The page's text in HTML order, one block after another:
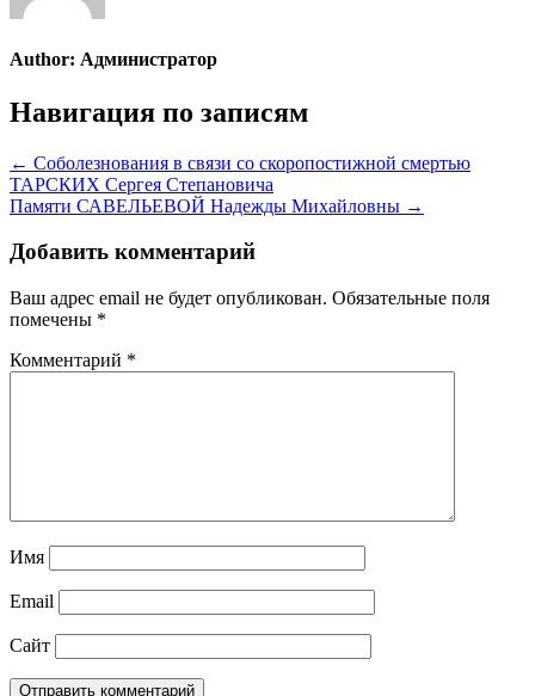
Author: Администратор
Навигация по записям
← Соболезнования в связи со скоропостижной смертью
ТАРСКИХ Сергея Степановича
Памяти САВЕЛЬЕВОЙ Надежды Михайловны →
Добавить комментарий
Ваш адрес email не будет опубликован. Обязательные поля
помечены *
Комментарий *
Имя
Email
Сайт